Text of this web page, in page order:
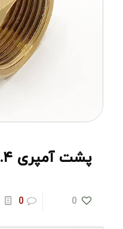
پشت آمپری ۳.۴ به ۱.۲
0
0